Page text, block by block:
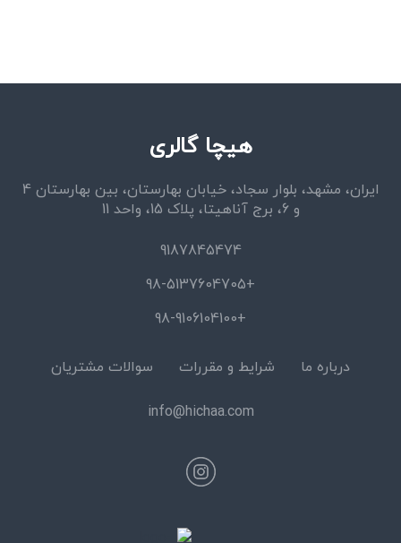
هیچا گالری
ایران، مشهد، بلوار سجاد، خیابان بهارستان، بین بهارستان 4
و 6، برج آناهیتا، پلاک 15، واحد 11
9187845474
+98-5137604705
+98-9106104100
درباره ما
شرایط و مقررات
سوالات مشتریان
info@hichaa.com